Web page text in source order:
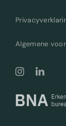
Algemene